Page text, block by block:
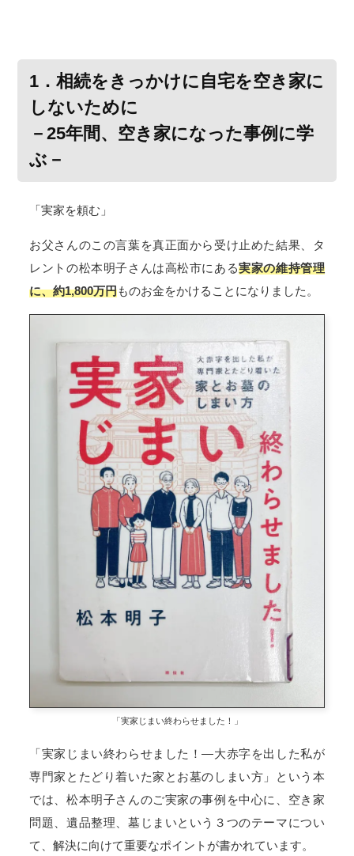
1．相続をきっかけに自宅を空き家に
しないために
－25年間、空き家になった事例に学
ぶ－
「実家を頼む」
お父さんのこの言葉を真正面から受け止めた結果、タ
レントの松本明子さんは高松市にある実家の維持管理
に、約1,800万円ものお金をかけることになりました。
「実家じまい終わらせました！」
「実家じまい終わらせました！―大赤字を出した私が
専門家とたどり着いた家とお墓のしまい方」という本
では、松本明子さんのご実家の事例を中心に、空き家
問題、遺品整理、墓じまいという３つのテーマについ
て、解決に向けて重要なポイントが書かれています。